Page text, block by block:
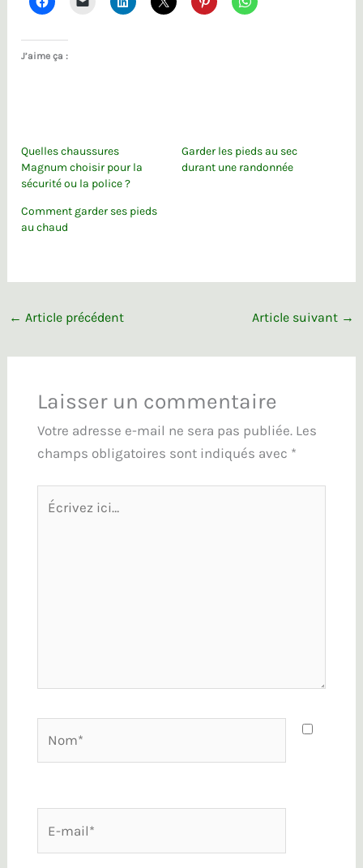
J’aime ça :
Quelles chaussures
Magnum choisir pour la
sécurité ou la police ?
Garder les pieds au sec
durant une randonnée
Comment garder ses pieds
au chaud
← Article précédent Article suivant →
Laisser un commentaire
Votre adresse e-mail ne sera pas publiée. Les
champs obligatoires sont indiqués avec *
Écrivez